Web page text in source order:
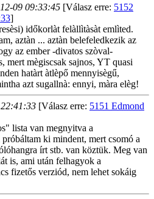
09 09:33:45 [Válasz erre: 5152
]
időkorlàt felàllìtàsàt emlìted.
aztàn ... aztàn belefeledkezik az
az ember -divatos szòval-
mert mègiscsak sajnos, YT quasi
hatàrt àtlèpő mennyisègű,
azt sugallnà: ennyi, màra elèg!
[Válasz erre: 5151 Edmond
lista van megnyitva a
ki mindent, mert csomó a
írt stb. van köztük. Meg van
is, ami után felhagyok a
fizetős verziód, nem lehet sokáig